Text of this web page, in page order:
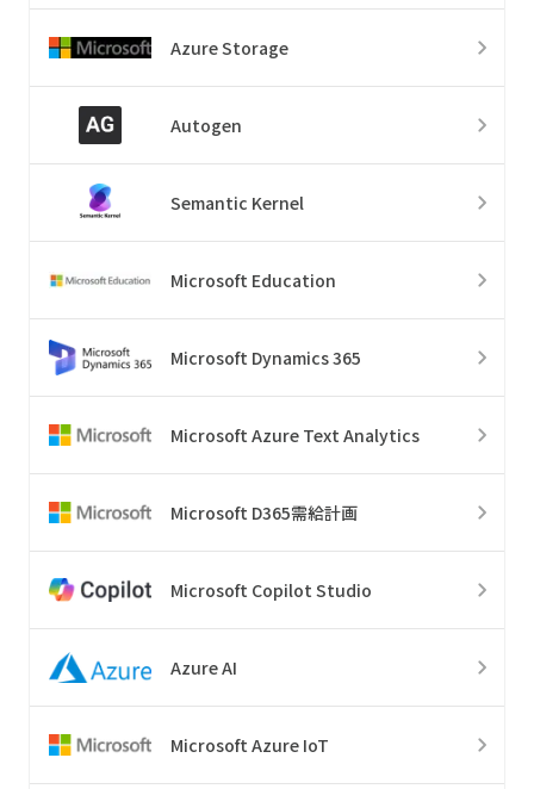
Azure Storage
Autogen
Semantic Kernel
Microsoft Education
Microsoft Dynamics 365
Microsoft Azure Text Analytics
Microsoft D365需給計画
Microsoft Copilot Studio
Azure AI
Microsoft Azure IoT